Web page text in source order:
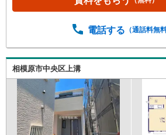
舗展開しております。契約件数5
るようになりました。私達はお客
物件情報を紹介しておりますが、
資金計画、税金相談などについて
も同席でご説明させていただきます
電話する （通話料無料
相模原市中央区上溝